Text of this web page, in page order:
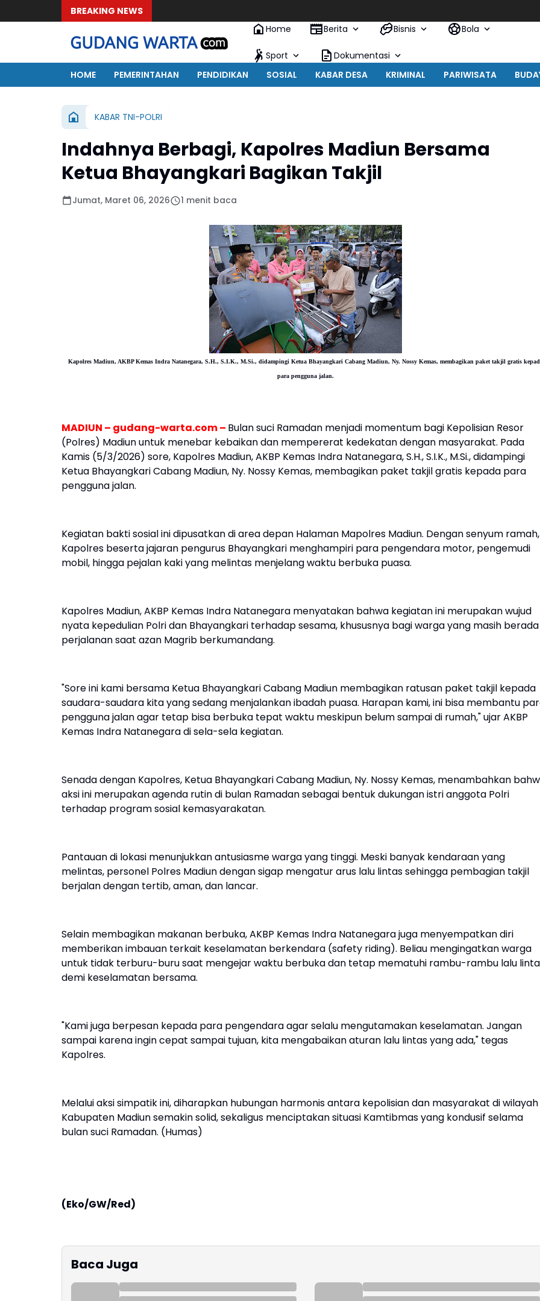
BREAKING NEWS
Home
Berita Bisnis Bola
Sport
Dokumentasi
HOME
PEMERINTAHAN PENDIDIKAN SOSIAL KABAR DESA KRIMINAL PARIWISATA
KABAR TNI-POLRI
Indahnya Berbagi, Kapolres Madiun Bersama
Ketua Bhayangkari Bagikan Takjil
Jumat, Maret 06, 2026 1 menit baca
Kapolres Madiun, AKBP Kemas Indra Natanegara, S.H., S.I.K., M.Si., didampingi Ketua Bhayangkari Cabang Madiun, Ny. Nossy Kemas, membagikan paket takjil gratis
para pengguna jalan.
MADIUN – gudang-warta.com – Bulan suci Ramadan menjadi momentum bagi Kepolisian Resor
(Polres) Madiun untuk menebar kebaikan dan mempererat kedekatan dengan masyarakat. Pada
Kamis (5/3/2026) sore, Kapolres Madiun, AKBP Kemas Indra Natanegara, S.H., S.I.K., M.Si., didampingi
Ketua Bhayangkari Cabang Madiun, Ny. Nossy Kemas, membagikan paket takjil gratis kepada para
pengguna jalan.
Kegiatan bakti sosial ini dipusatkan di area depan Halaman Mapolres Madiun. Dengan senyum ramah,
Kapolres beserta jajaran pengurus Bhayangkari menghampiri para pengendara motor, pengemudi
mobil, hingga pejalan kaki yang melintas menjelang waktu berbuka puasa.
Kapolres Madiun, AKBP Kemas Indra Natanegara menyatakan bahwa kegiatan ini merupakan wujud
nyata kepedulian Polri dan Bhayangkari terhadap sesama, khususnya bagi warga yang masih
perjalanan saat azan Magrib berkumandang.
"Sore ini kami bersama Ketua Bhayangkari Cabang Madiun membagikan ratusan paket takjil kepada
saudara-saudara kita yang sedang menjalankan ibadah puasa. Harapan kami, ini bisa membantu
pengguna jalan agar tetap bisa berbuka tepat waktu meskipun belum sampai di rumah," ujar AKBP
Kemas Indra Natanegara di sela-sela kegiatan.
Senada dengan Kapolres, Ketua Bhayangkari Cabang Madiun, Ny. Nossy Kemas, menambahkan
aksi ini merupakan agenda rutin di bulan Ramadan sebagai bentuk dukungan istri anggota Polri
terhadap program sosial kemasyarakatan.
Pantauan di lokasi menunjukkan antusiasme warga yang tinggi. Meski banyak kendaraan yang
melintas, personel Polres Madiun dengan sigap mengatur arus lalu lintas sehingga pembagian takjil
berjalan dengan tertib, aman, dan lancar.
Selain membagikan makanan berbuka, AKBP Kemas Indra Natanegara juga menyempatkan diri
memberikan imbauan terkait keselamatan berkendara (safety riding). Beliau mengingatkan warga
untuk tidak terburu-buru saat mengejar waktu berbuka dan tetap mematuhi rambu-rambu lalu
demi keselamatan bersama.
"Kami juga berpesan kepada para pengendara agar selalu mengutamakan keselamatan. Jangan
sampai karena ingin cepat sampai tujuan, kita mengabaikan aturan lalu lintas yang ada," tegas
Kapolres.
Melalui aksi simpatik ini, diharapkan hubungan harmonis antara kepolisian dan masyarakat di wilayah
Kabupaten Madiun semakin solid, sekaligus menciptakan situasi Kamtibmas yang kondusif selama
bulan suci Ramadan. (Humas)
(Eko/GW/Red)
Baca Juga